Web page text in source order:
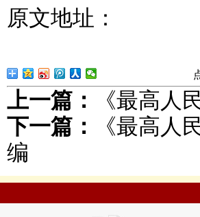
原文地址：
上一篇：
《最高人
下一篇：
《最高人
编